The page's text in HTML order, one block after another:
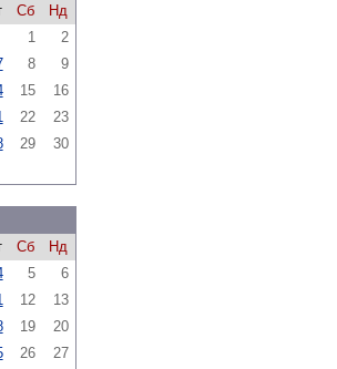
Сб
Нд
1
2
8
9
15
16
22
23
29
30
Сб
Нд
5
6
12
13
19
20
26
27